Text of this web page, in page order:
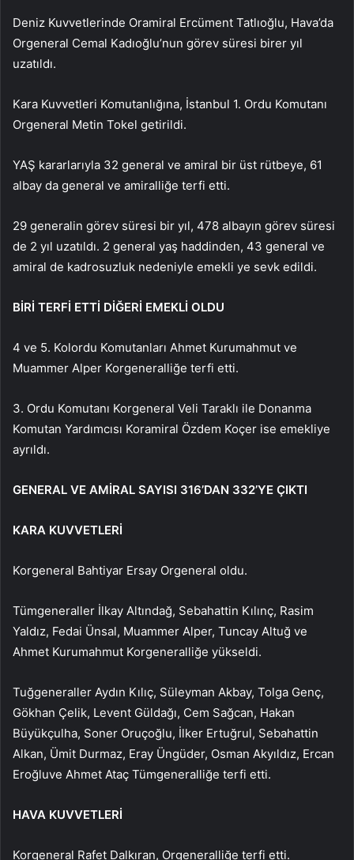
Deniz Kuvvetlerinde Oramiral Ercüment Tatlıoğlu, Hava’da
Orgeneral Cemal Kadıoğlu’nun görev süresi birer yıl
uzatıldı.
Kara Kuvvetleri Komutanlığına, İstanbul 1. Ordu Komutanı
Orgeneral Metin Tokel getirildi.
YAŞ kararlarıyla 32 general ve amiral bir üst rütbeye, 61
albay da general ve amiralliğe terfi etti.
29 generalin görev süresi bir yıl, 478 albayın görev süresi
de 2 yıl uzatıldı. 2 general yaş haddinden, 43 general ve
amiral de kadrosuzluk nedeniyle emekli ye sevk edildi.
BİRİ TERFİ ETTİ DİĞERİ EMEKLİ OLDU
4 ve 5. Kolordu Komutanları Ahmet Kurumahmut ve
Muammer Alper Korgeneralliğe terfi etti.
3. Ordu Komutanı Korgeneral Veli Taraklı ile Donanma
Komutan Yardımcısı Koramiral Özdem Koçer ise emekliye
ayrıldı.
GENERAL VE AMİRAL SAYISI 316’DAN 332’YE ÇIKTI
KARA KUVVETLERİ
Korgeneral Bahtiyar Ersay Orgeneral oldu.
Tümgeneraller İlkay Altındağ, Sebahattin Kılınç, Rasim
Yaldız, Fedai Ünsal, Muammer Alper, Tuncay Altuğ ve
Ahmet Kurumahmut Korgeneralliğe yükseldi.
Tuğgeneraller Aydın Kılıç, Süleyman Akbay, Tolga Genç,
Gökhan Çelik, Levent Güldağı, Cem Sağcan, Hakan
Büyükçulha, Soner Oruçoğlu, İlker Ertuğrul, Sebahattin
Alkan, Ümit Durmaz, Eray Üngüder, Osman Akyıldız, Ercan
Eroğluve Ahmet Ataç Tümgeneralliğe terfi etti.
HAVA KUVVETLERİ
Korgeneral Rafet Dalkıran, Orgeneralliğe terfi etti.